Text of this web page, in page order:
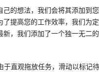
的想法，我们会将其添加到
提高您的工作效率，我们为
，我们添加了一个独一无二的
直观拖放任务，滑动以标记